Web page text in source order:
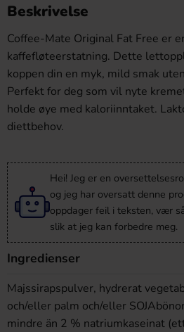
Beskrivelse
Coffee-Mate Original Fat Free er
kaffefløteerstatning. Dette
koppen din en myk, mild smak
Perfekt for deg som vil nyte
holde øye med kaloriinntaket.
diettbehov.
Hei! Jeg er en
og jeg har oversatt denne
oppdager feil i teksten, vær
slik at jeg kan forbedre meg.
Ingredienser
Majssirapspulver, hydrerat
och/eller palm och/eller
mindre än 2 % natriumkaseinat